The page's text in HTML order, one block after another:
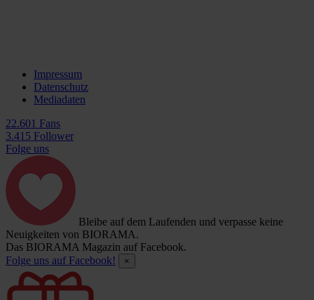
Impressum
Datenschutz
Mediadaten
22.601 Fans
3.415 Follower
Folge uns
Bleibe auf dem Laufenden und verpasse keine
Neuigkeiten von BIORAMA.
Das BIORAMA Magazin auf Facebook.
Folge uns auf Facebook!
×